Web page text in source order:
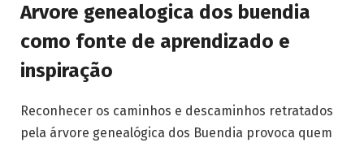
Arvore genealogica dos buendia
como fonte de aprendizado e
inspiração
Reconhecer os caminhos e descaminhos retratados
pela árvore genealógica dos Buendia provoca quem